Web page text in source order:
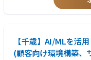
└業務役割について：部品
4名 輸出管理：2名、マネー
＆業界各社の動きを徹底解説
https://www.youtube.com/
・半導体業界または製造業の
【千歳】AI/MLを活
(顧客向け環境構築、